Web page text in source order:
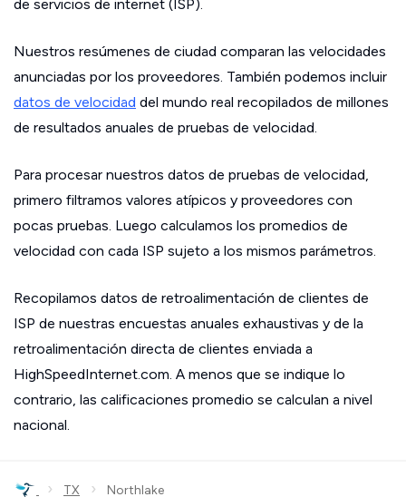
de servicios de internet (ISP).
Nuestros resúmenes de ciudad comparan las velocidades
anunciadas por los proveedores. También podemos incluir
datos de velocidad del mundo real recopilados de millones
de resultados anuales de pruebas de velocidad.
Para procesar nuestros datos de pruebas de velocidad,
primero filtramos valores atípicos y proveedores con
pocas pruebas. Luego calculamos los promedios de
velocidad con cada ISP sujeto a los mismos parámetros.
Recopilamos datos de retroalimentación de clientes de
ISP de nuestras encuestas anuales exhaustivas y de la
retroalimentación directa de clientes enviada a
HighSpeedInternet.com. A menos que se indique lo
contrario, las calificaciones promedio se calculan a nivel
nacional.
› TX › Northlake